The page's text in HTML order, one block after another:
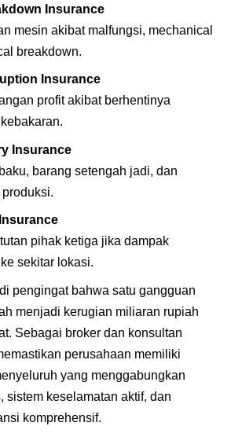
Insurance
mesin akibat malfungsi, mechanical
breakdown.
Insurance
profit akibat berhentinya
Insurance
barang setengah jadi, dan
pihak ketiga jika dampak
sekitar lokasi.
pengingat bahwa satu gangguan
menjadi kerugian miliaran rupiah
Sebagai broker dan konsultan
perusahaan memiliki
yang menggabungkan
sistem keselamatan aktif, dan
komprehensif.